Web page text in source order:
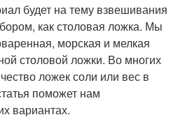
будет на тему взвешивания
как столовая ложка. Мы
морская и мелкая
столовой ложки. Во многих
ложек соли или вес в
поможет нам
вариантах.